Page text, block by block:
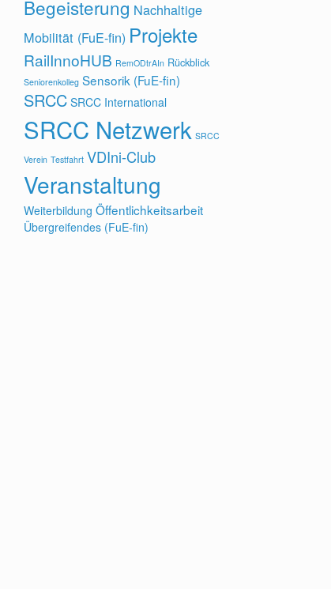
Begeisterung Nachhaltige
Mobilität (FuE-fin) Projekte
RailInnoHUB RemODtrAIn Rückblick
Seniorenkolleg Sensorik (FuE-fin)
SRCC SRCC International
SRCC Netzwerk SRCC
Verein Testfahrt VDIni-Club
Veranstaltung
Weiterbildung Öffentlichkeitsarbeit
Übergreifendes (FuE-fin)